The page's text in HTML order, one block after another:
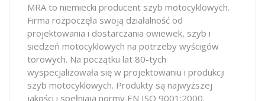
MRA to niemiecki producent szyb motocyklowych.
Firma rozpoczęła swoją działalność od
projektowania i dostarczania owiewek, szyb i
siedzeń motocyklowych na potrzeby wyścigów
torowych. Na początku lat 80-tych
wyspecjalizowała się w projektowaniu i produkcji
szyb motocyklowych. Produkty są najwyższej
jakości i spełniają normy EN ISO 9001:2000.